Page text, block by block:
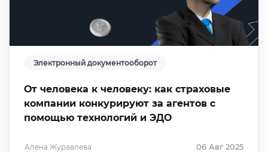
Электронный документооборот
От человека к человеку: как страховые
компании конкурируют за агентов с
помощью технологий и ЭДО
Алена Журавлева 06 Авг 2025